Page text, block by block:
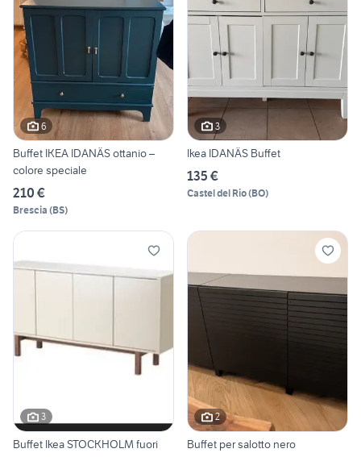
6
Buffet IKEA IDANÄS ottanio –
colore speciale
210 €
Brescia (BS)
3
Ikea IDANÄS Buffet
135 €
Castel del Rio(BO)
3
Buffet Ikea STOCKHOLM fuori
2
Buffet per salotto nero